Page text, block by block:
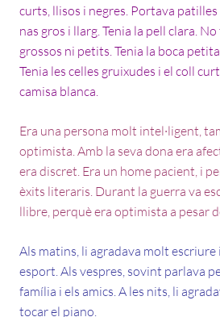
curts, llisos i negres. Portava patilles
nas gros i llarg. Tenia la pell clara.
grossos ni petits. Tenia la boca
Tenia les celles gruixudes i el coll
camisa blanca.
Era una persona molt intel·ligent,
optimista. Amb la seva dona era
era discret. Era un home pacient, i
èxits literaris. Durant la guerra va
llibre, perquè era optimista a pesar
Als matins, li agradava molt escriure
esport. Als vespres, sovint parlava
família i els amics. A les nits, li
tocar el piano.